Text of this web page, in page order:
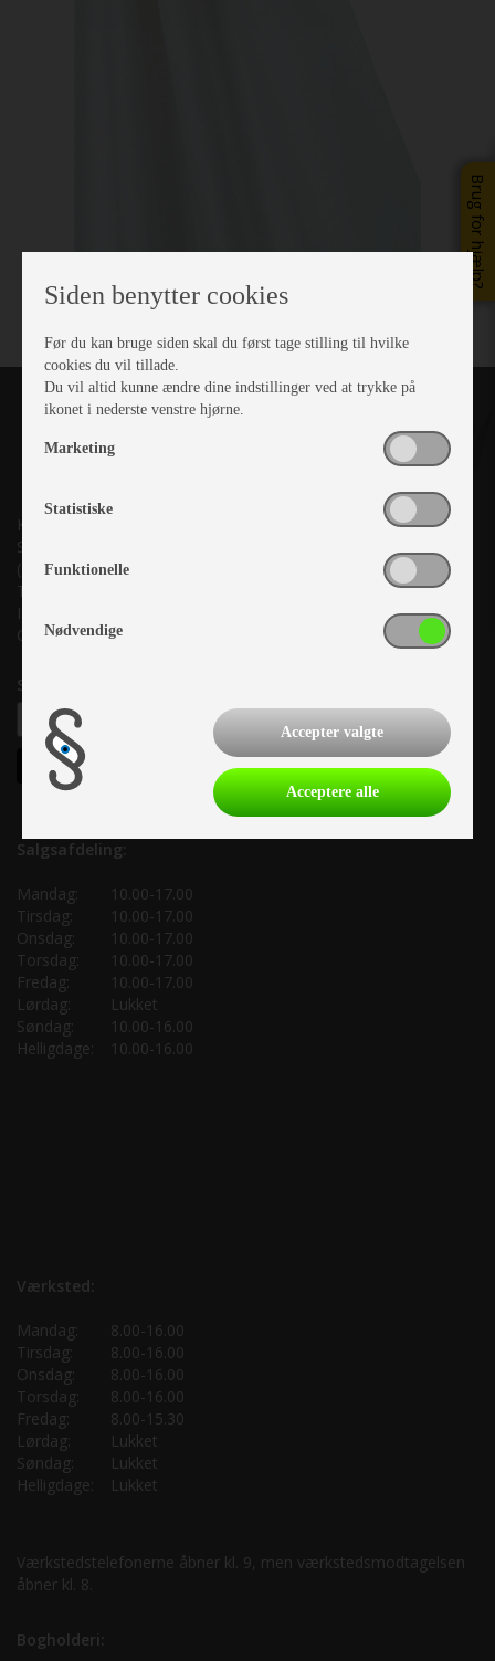
Brug for hjælp?
Kronjyllands Camping Center A/S
Suderholmen 10, 8960 Randers SØ
(Lige ud til Grenåvej)
Tlf. +45 87 10 98 70
Info@as-kcc.dk
CVR: 33 38 77 33
Samtykke til nyhedsbrev
Salgsafdeling:
Mandag:
10.00-17.00
Tirsdag:
10.00-17.00
Onsdag:
10.00-17.00
Torsdag:
10.00-17.00
Fredag:
10.00-17.00
Lørdag:
Lukket
Søndag:
10.00-16.00
Helligdage:
10.00-16.00
Værksted:
Mandag:
8.00-16.00
Tirsdag:
8.00-16.00
Onsdag:
8.00-16.00
Torsdag:
8.00-16.00
Fredag:
8.00-15.30
Lørdag:
Lukket
Søndag:
Lukket
Helligdage:
Lukket
Værkstedstelefonerne åbner kl. 9, men værkstedsmodtagelsen
åbner kl. 8.
Bogholderi:
Siden benytter cookies
Før du kan bruge siden skal du først tage stilling til hvilke
cookies du vil tillade.
Du vil altid kunne ændre dine indstillinger ved at trykke på
ikonet i nederste venstre hjørne.
Marketing
Statistiske
Funktionelle
Nødvendige
Accepter valgte
Acceptere alle